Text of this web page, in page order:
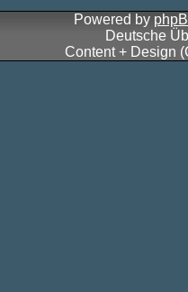
Powered by
Deutsche
Content + Design